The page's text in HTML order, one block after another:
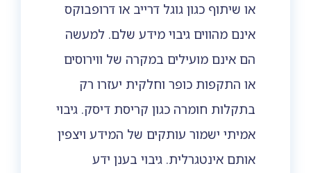
או שיתוף כגון גוגל דרייב או דרופבוקס
אינם מהווים גיבוי מידע שלם. למעשה
הם אינם מועילים במקרה של ווירוסים
או התקפות כופר וחלקית יעזרו רק
בתקלות חומרה כגון קריסת דיסק. גיבוי
אמיתי ישמור עותקים של המידע ויצפין
אותם אינטגרלית. גיבוי בענן ידע